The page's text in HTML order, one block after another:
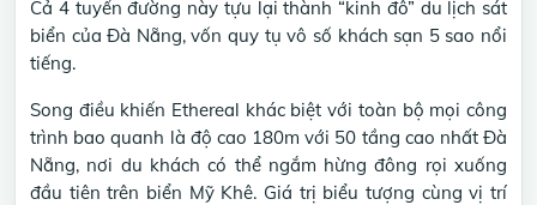
Cả 4 tuyến đường này tựu lại thành “kinh đô” du lịch sát
biển của Đà Nẵng, vốn quy tụ vô số khách sạn 5 sao nổi
tiếng.
Song điều khiến Ethereal khác biệt với toàn bộ mọi công
trình bao quanh là độ cao 180m với 50 tầng cao nhất Đà
Nẵng, nơi du khách có thể ngắm hừng đông rọi xuống
đầu tiên trên biển Mỹ Khê. Giá trị biểu tượng cùng vị trí